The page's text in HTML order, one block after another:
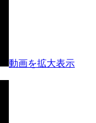
動画を拡大表示